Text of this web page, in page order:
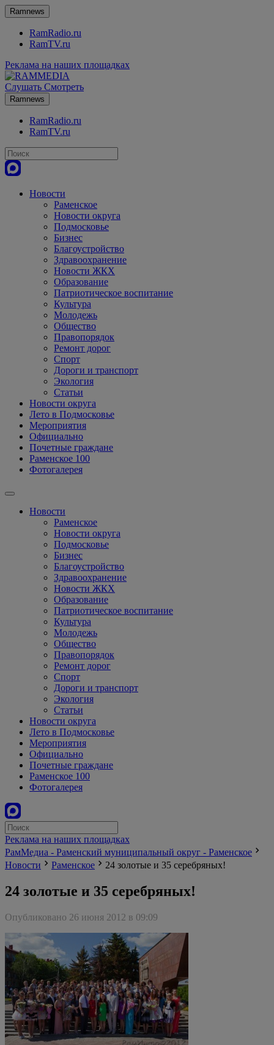
Ramnews
RamRadio.ru
RamTV.ru
Реклама на наших площадках
Слушать Смотреть
Ramnews
RamRadio.ru
RamTV.ru
Новости
Раменское
Новости округа
Подмосковье
Бизнес
Благоустройство
Здравоохранение
Новости ЖКХ
Образование
Патриотическое воспитание
Культура
Молодежь
Общество
Правопорядок
Ремонт дорог
Спорт
Дороги и транспорт
Экология
Статьи
Новости округа
Лето в Подмосковье
Мероприятия
Официально
Почетные граждане
Раменское 100
Фотогалерея
Новости
Раменское
Новости округа
Подмосковье
Бизнес
Благоустройство
Здравоохранение
Новости ЖКХ
Образование
Патриотическое воспитание
Культура
Молодежь
Общество
Правопорядок
Ремонт дорог
Спорт
Дороги и транспорт
Экология
Статьи
Новости округа
Лето в Подмосковье
Мероприятия
Официально
Почетные граждане
Раменское 100
Фотогалерея
Реклама на наших площадках
РамМедиа - Раменский муниципальный округ - Раменское
Новости
Раменское 24 золотые и 35 серебряных!
24 золотые и 35 серебряных!
Опубликовано 26 июня 2012 в 09:09